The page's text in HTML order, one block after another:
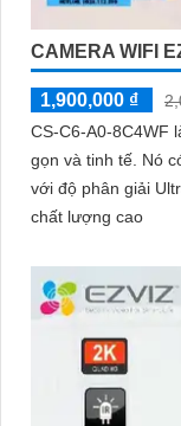
CAMERA WIFI
1,900,000 ₫
CS-C6-A0-8C4WF
gọn và tinh tế. Nó có khả năng xoay 360 độ, hình ảnh sắc nét
với độ phân giải
chất lượng cao